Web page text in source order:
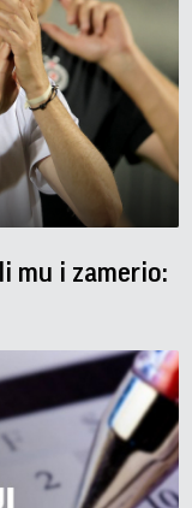
mu i zamerio: